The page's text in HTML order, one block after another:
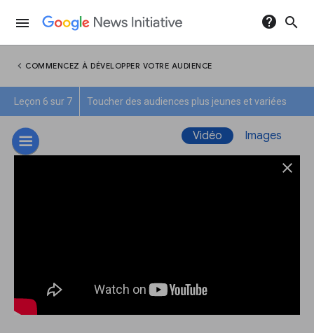
menu help search
chevron_left COMMENCEZ À DÉVELOPPER VOTRE AUDIENCE
Leçon 6 sur 7 Toucher des audiences plus jeunes et variées
Vidéo Images
close